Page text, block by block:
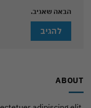
הבאה שאגיב.
ABOUT